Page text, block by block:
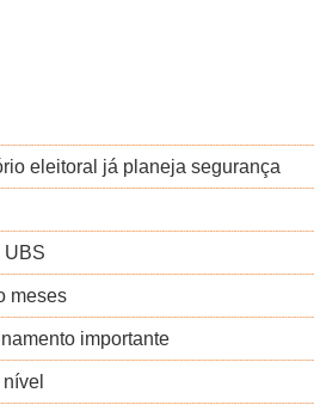
eleitoral já planeja segurança
UBS
meses
importante